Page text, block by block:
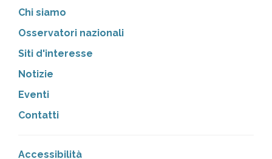
Chi siamo
Osservatori nazionali
Siti d'interesse
Notizie
Eventi
Contatti
Accessibilità